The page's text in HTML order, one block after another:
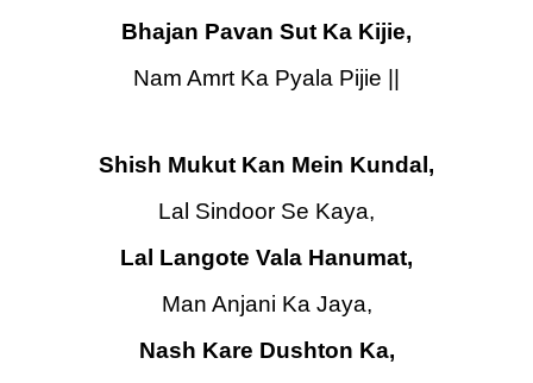
Bhajan Pavan Sut Ka Kijie,
Nam Amrt Ka Pyala Pijie ||
Shish Mukut Kan Mein Kundal,
Lal Sindoor Se Kaya,
Lal Langote Vala Hanumat,
Man Anjani Ka Jaya,
Nash Kare Dushton Ka,